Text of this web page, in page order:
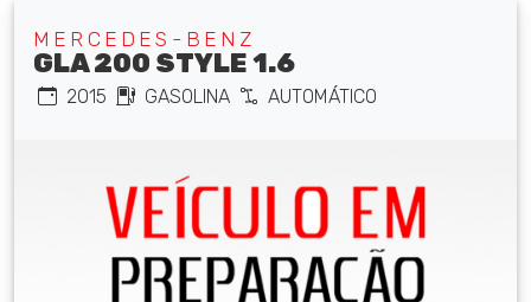
MERCEDES-BENZ
GLA 200 STYLE 1.6
2015 GASOLINA AUTOMÁTICO